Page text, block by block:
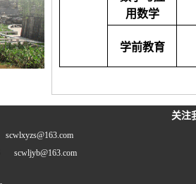
用数学
学前教育
scwlxyzs@163.com
scwljyb@163.com
关注